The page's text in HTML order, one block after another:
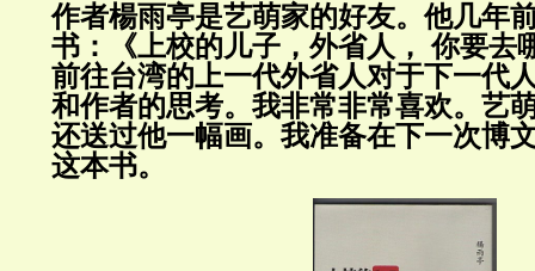
作者楊雨亭是艺萌家的好友。他几年
书：《上校的儿子，外省人， 你要去
前往台湾的上一代外省人对于下一代
和作者的思考。我非常非常喜欢。 艺
还送过他一幅画。我准备在下一次博
这本书。